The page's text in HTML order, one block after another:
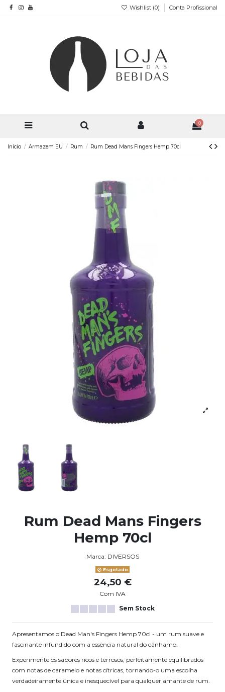
Wishlist (0) Conta Profissional
0
Início Armazem EU Rum Rum Dead Mans Fingers Hemp 70cl
Rum Dead Mans Fingers
Hemp 70cl
Marca: DIVERSOS
Esgotado
24,50 €
Com IVA
Sem Stock
Apresentamos o Dead Man's Fingers Hemp 70cl - um rum suave e
fascinante infundido com a essência natural do cânhamo.
Experimente os sabores ricos e terrosos, perfeitamente equilibrados
com notas de caramelo e notas cítricas, tornando-o uma escolha
verdadeiramente única e inesquecível para qualquer amante de rum.